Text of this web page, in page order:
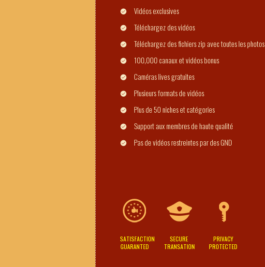
Vidéos exclusives
Téléchargez des vidéos
Téléchargez des fichiers zip avec toutes les photos
100,000 canaux et vidéos bonus
Caméras lives gratuites
Plusieurs formats de vidéos
Plus de 50 niches et catégories
Support aux membres de haute qualité
Pas de vidéos restreintes par des GND
SATISFACTION
GUARANTED
SECURE
TRANSATION
PRIVACY
PROTECTED